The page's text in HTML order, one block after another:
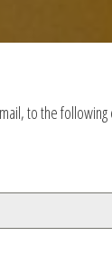
to the